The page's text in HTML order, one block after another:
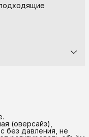
(оверсайз),
без давления, не